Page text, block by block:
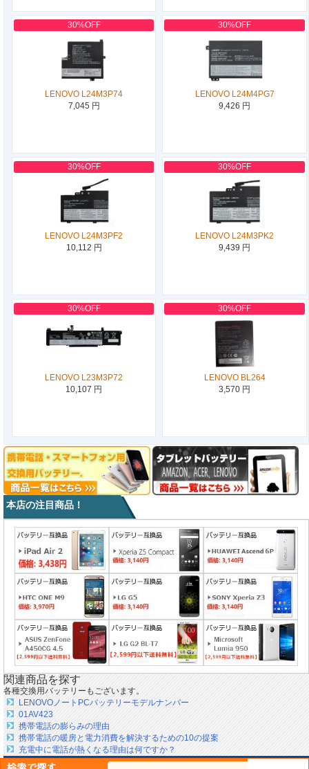
30%OFF
LENOVO L24M3P74
7,045 円
30%OFF
LENOVO L24M4PG7
9,426 円
30%OFF
LENOVO L24M3PF2
10,112 円
30%OFF
LENOVO L24M3PK2
9,439 円
30%OFF
LENOVO L23M3P72
10,107 円
30%OFF
LENOVO BL264
3,570 円
本店の注目商品！
関連商品を探す
各種交換用バッテリーもございます。
LENOVOノートPCバッテリーモデルナンバー
01AV423
携帯電話の膨らみの理由
携帯電話の暖房と電力消費を解決するための10の提案
充電中に電話が熱くなる理由は何ですか？